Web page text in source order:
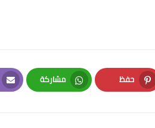
حفظ
Pinterest
مشاركة
Whatsapp